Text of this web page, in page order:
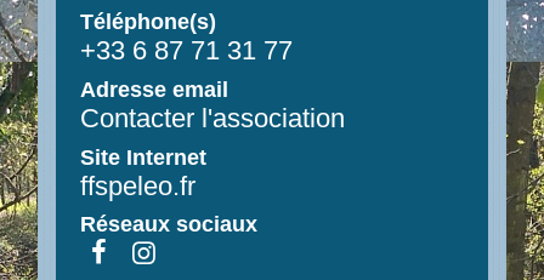
Téléphone(s)
+33 6 87 71 31 77
Adresse email
Contacter l'association
Site Internet
ffspeleo.fr
Réseaux sociaux